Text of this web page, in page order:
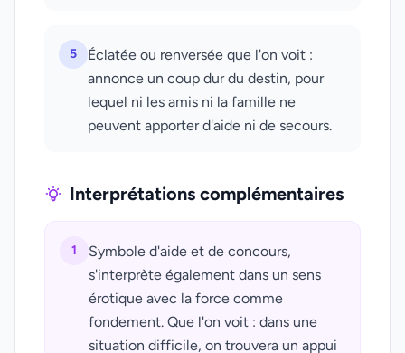
5
Éclatée ou renversée que l'on voit :
annonce un coup dur du destin, pour
lequel ni les amis ni la famille ne
peuvent apporter d'aide ni de secours.
Interprétations complémentaires
1
Symbole d'aide et de concours,
s'interprète également dans un sens
érotique avec la force comme
fondement. Que l'on voit : dans une
situation difficile, on trouvera un appui